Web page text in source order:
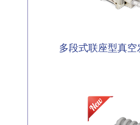
多段式联座型真